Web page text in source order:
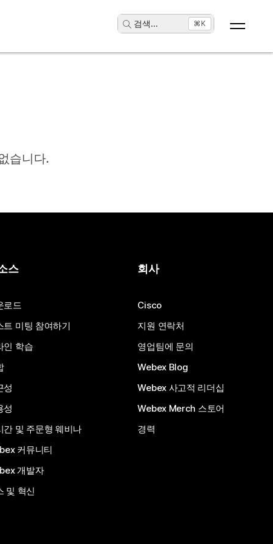
검색... ⌘K
습니다.
스
로드
트 미팅 참여하기
인 학습
성
성
간 및 주문형 웨비나
커뮤니티
개발자
및 혁신
회사
Cisco
지원 연락처
영업팀에 문의
Webex Blog
Webex 사고적 리더십
Webex Merch 스토어
경력